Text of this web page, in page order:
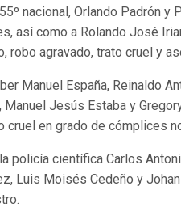
nacional, Orlando Padrón
así como a Rolando José
robo agravado, trato cruel y
Manuel España, Reinaldo
Manuel Jesús Estaba y
cruel en grado de cómplices
policía científica Carlos
Luis Moisés Cedeño y